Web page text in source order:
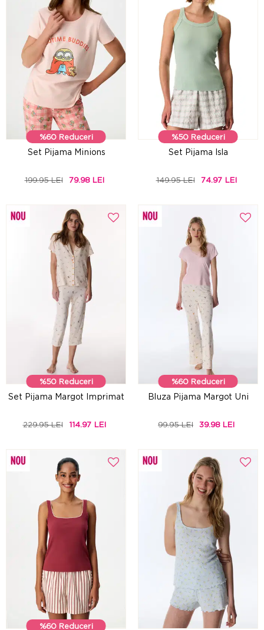
%60 Reduceri
Set Pijama Minions
199.95 LEI 79.98 LEI
%50 Reduceri
Set Pijama Isla
149.95 LEI 74.97 LEI
%50 Reduceri
Set Pijama Margot Imprimat
229.95 LEI 114.97 LEI
%60 Reduceri
Bluza Pijama Margot Uni
99.95 LEI 39.98 LEI
%60 Reduceri